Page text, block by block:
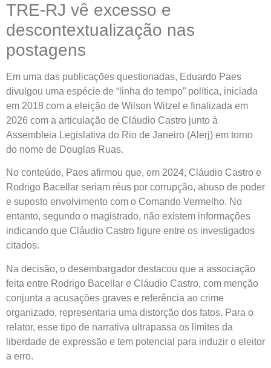
TRE-RJ vê excesso e
descontextualização nas
postagens
Em uma das publicações questionadas, Eduardo Paes
divulgou uma espécie de “linha do tempo” política, iniciada
em 2018 com a eleição de Wilson Witzel e finalizada em
2026 com a articulação de Cláudio Castro junto à
Assembleia Legislativa do Rio de Janeiro (Alerj) em torno
do nome de Douglas Ruas.
No conteúdo, Paes afirmou que, em 2024, Cláudio Castro e
Rodrigo Bacellar seriam réus por corrupção, abuso de poder
e suposto envolvimento com o Comando Vermelho. No
entanto, segundo o magistrado, não existem informações
indicando que Cláudio Castro figure entre os investigados
citados.
Na decisão, o desembargador destacou que a associação
feita entre Rodrigo Bacellar e Cláudio Castro, com menção
conjunta a acusações graves e referência ao crime
organizado, representaria uma distorção dos fatos. Para o
relator, esse tipo de narrativa ultrapassa os limites da
liberdade de expressão e tem potencial para induzir o eleitor
a erro.